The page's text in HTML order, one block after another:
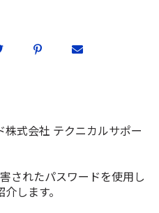
式会社 テクニカルサポー
されたパスワードを使用し
します。